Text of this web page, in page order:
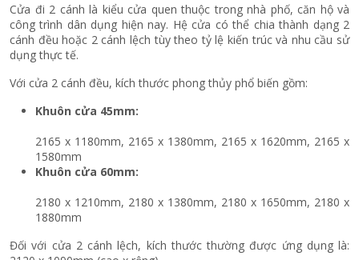
Cửa đi 2 cánh là kiểu cửa quen thuộc trong nhà phố, căn hộ và
công trình dân dụng hiện nay. Hệ cửa có thể chia thành dạng 2
cánh đều hoặc 2 cánh lệch tùy theo tỷ lệ kiến trúc và nhu cầu sử
dụng thực tế.
Với cửa 2 cánh đều, kích thước phong thủy phổ biến gồm:
Khuôn cửa 45mm:
2165 x 1180mm, 2165 x 1380mm, 2165 x 1620mm, 2165 x
1580mm
Khuôn cửa 60mm:
2180 x 1210mm, 2180 x 1380mm, 2180 x 1650mm, 2180 x
1880mm
Đối với cửa 2 cánh lệch, kích thước thường được ứng dụng là: